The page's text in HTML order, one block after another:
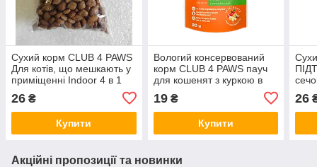
Сухий корм CLUB 4 PAWS
Для котів, що мешкають у
приміщенні Indoor 4 в 1
100 г на вагу
26 ₴
Купити
Вологий консервований
корм CLUB 4 PAWS пауч
для кошенят з куркою в
19₴
Купити
26
Акційні пропозиції та новинки